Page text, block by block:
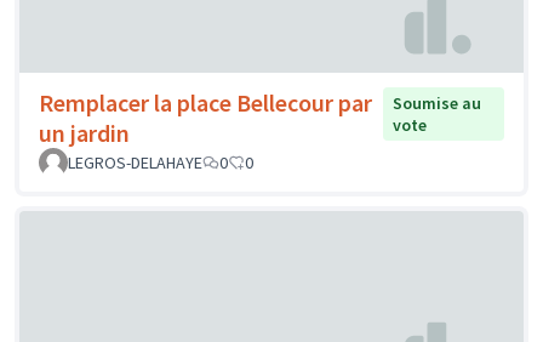
Remplacer la place Bellecour par
un jardin
Soumise au
vote
LEGROS-DELAHAYE
0 0